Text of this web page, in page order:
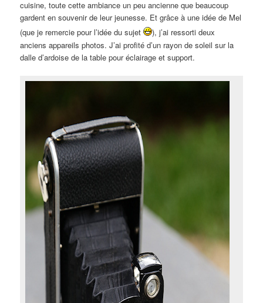
cuisine, toute cette ambiance un peu ancienne que beaucoup
gardent en souvenir de leur jeunesse. Et grâce à une idée de Mel
(que je remercie pour l’idée du sujet
), j’ai ressorti deux
anciens appareils photos. J’ai profité d’un rayon de soleil sur la
dalle d’ardoise de la table pour éclairage et support.